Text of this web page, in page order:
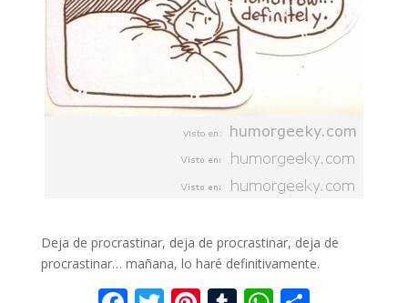
Deja de procrastinar, deja de procrastinar, deja de
procrastinar… mañana, lo haré definitivamente.